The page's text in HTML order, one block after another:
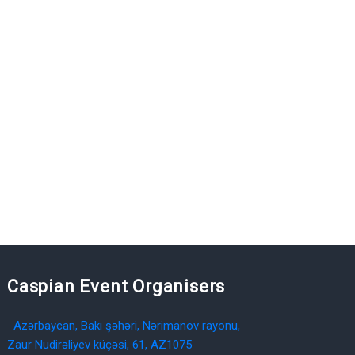
Caspian Event Organisers
Azərbaycan, Bakı şəhəri, Nərimanov rayonu,
Zaur Nudirəliyev küçəsi, 61, AZ1075